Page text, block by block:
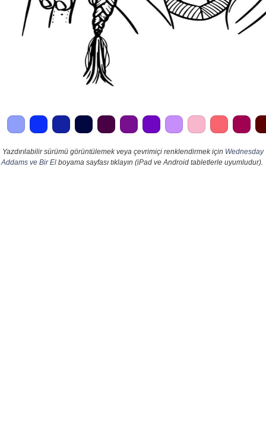
Yazdırılabilir sürümü görüntülemek veya çevrimiçi renklendirmek için Wednesday
Addams ve Bir El boyama sayfası tıklayın (iPad ve Android tabletlerle uyumludur).